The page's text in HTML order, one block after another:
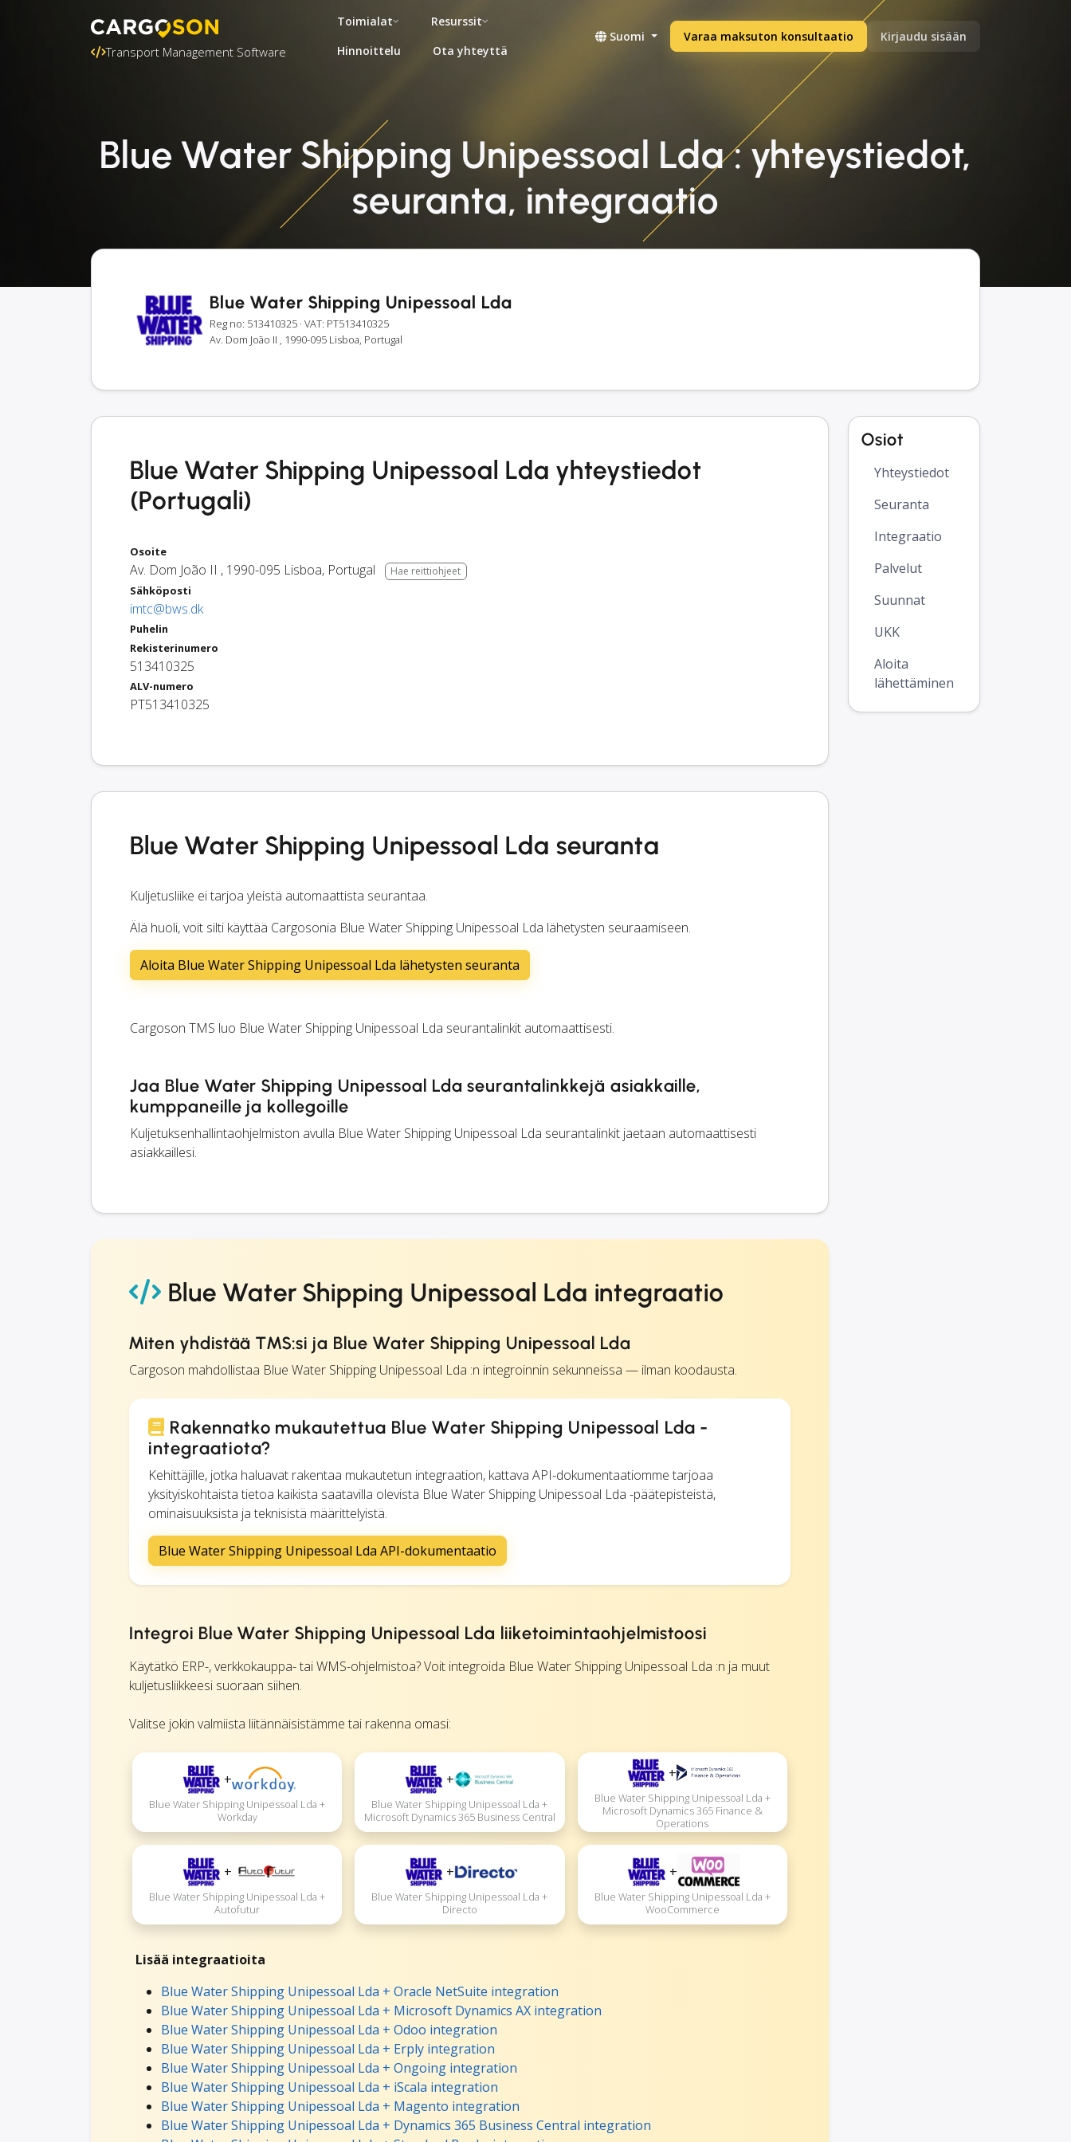
Transport Management Software
Toimialat
Resurssit
Hinnoittelu
Ota yhteyttä
Suomi Varaa maksuton konsultaatio Kirjaudu sisään
Blue Water Shipping Unipessoal Lda : yhteystiedot,
seuranta, integraatio
Blue Water Shipping Unipessoal Lda
Reg no: 513410325 · VAT: PT513410325
Av. Dom João II , 1990-095 Lisboa, Portugal
Blue Water Shipping Unipessoal Lda yhteystiedot
(Portugali)
Osoite
Av. Dom João II , 1990-095 Lisboa, Portugal Hae reittiohjeet
Sähköposti
imtc@bws.dk
Puhelin
Rekisterinumero
513410325
ALV-numero
PT513410325
Blue Water Shipping Unipessoal Lda seuranta
Kuljetusliike ei tarjoa yleistä automaattista seurantaa.
Älä huoli, voit silti käyttää Cargosonia Blue Water Shipping Unipessoal Lda lähetysten seuraamiseen.
Aloita Blue Water Shipping Unipessoal Lda lähetysten seuranta
Cargoson TMS luo Blue Water Shipping Unipessoal Lda seurantalinkit automaattisesti.
Jaa Blue Water Shipping Unipessoal Lda seurantalinkkejä asiakkaille,
kumppaneille ja kollegoille
Kuljetuksenhallintaohjelmiston avulla Blue Water Shipping Unipessoal Lda seurantalinkit jaetaan automaattisesti
asiakkaillesi.
Blue Water Shipping Unipessoal Lda integraatio
Miten yhdistää TMS:si ja Blue Water Shipping Unipessoal Lda
Cargoson mahdollistaa Blue Water Shipping Unipessoal Lda :n integroinnin sekunneissa — ilman koodausta.
Rakennatko mukautettua Blue Water Shipping Unipessoal Lda -
integraatiota?
Kehittäjille, jotka haluavat rakentaa mukautetun integraation, kattava API-dokumentaatiomme tarjoaa
yksityiskohtaista tietoa kaikista saatavilla olevista Blue Water Shipping Unipessoal Lda -päätepisteistä,
ominaisuuksista ja teknisistä määrittelyistä.
Blue Water Shipping Unipessoal Lda API-dokumentaatio
Integroi Blue Water Shipping Unipessoal Lda liiketoimintaohjelmistoosi
Käytätkö ERP-, verkkokauppa- tai WMS-ohjelmistoa? Voit integroida Blue Water Shipping Unipessoal Lda :n ja muut
kuljetusliikkeesi suoraan siihen.
Valitse jokin valmiista liitännäisistämme tai rakenna omasi:
+
Blue Water Shipping Unipessoal Lda +
Workday
+
Blue Water Shipping Unipessoal Lda +
Microsoft Dynamics 365 Business Central
+
Blue Water Shipping Unipessoal Lda +
Microsoft Dynamics 365 Finance &
Operations
+
Blue Water Shipping Unipessoal Lda +
Autofutur
+
Blue Water Shipping Unipessoal Lda +
Directo
+
Blue Water Shipping Unipessoal Lda +
WooCommerce
Lisää integraatioita
Blue Water Shipping Unipessoal Lda + Oracle NetSuite integration
Blue Water Shipping Unipessoal Lda + Microsoft Dynamics AX integration
Blue Water Shipping Unipessoal Lda + Odoo integration
Blue Water Shipping Unipessoal Lda + Erply integration
Blue Water Shipping Unipessoal Lda + Ongoing integration
Blue Water Shipping Unipessoal Lda + iScala integration
Blue Water Shipping Unipessoal Lda + Magento integration
Blue Water Shipping Unipessoal Lda + Dynamics 365 Business Central integration
Osiot
Yhteystiedot
Seuranta
Integraatio
Palvelut
Suunnat
UKK
Aloita
lähettäminen